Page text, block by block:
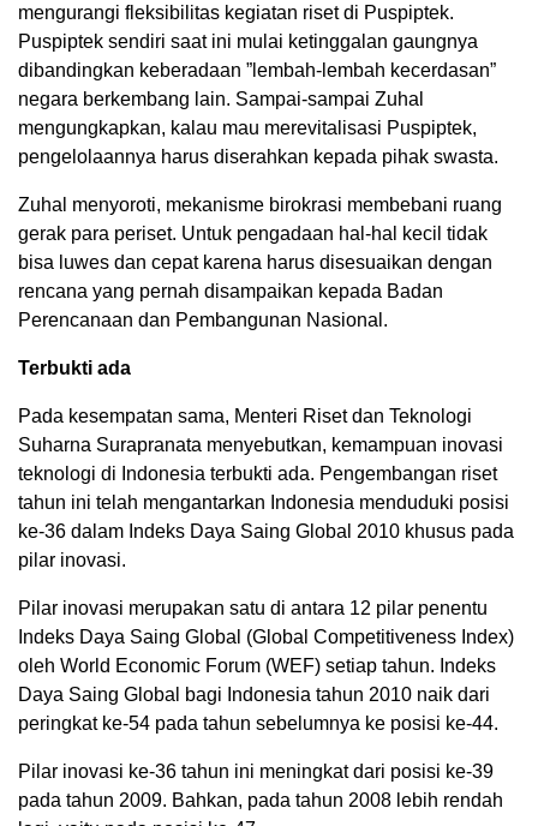
mengurangi fleksibilitas kegiatan riset di Puspiptek.
Puspiptek sendiri saat ini mulai ketinggalan gaungnya
dibandingkan keberadaan ”lembah-lembah kecerdasan”
negara berkembang lain. Sampai-sampai Zuhal
mengungkapkan, kalau mau merevitalisasi Puspiptek,
pengelolaannya harus diserahkan kepada pihak swasta.
Zuhal menyoroti, mekanisme birokrasi membebani ruang
gerak para periset. Untuk pengadaan hal-hal kecil tidak
bisa luwes dan cepat karena harus disesuaikan dengan
rencana yang pernah disampaikan kepada Badan
Perencanaan dan Pembangunan Nasional.
Terbukti ada
Pada kesempatan sama, Menteri Riset dan Teknologi
Suharna Surapranata menyebutkan, kemampuan inovasi
teknologi di Indonesia terbukti ada. Pengembangan riset
tahun ini telah mengantarkan Indonesia menduduki posisi
ke-36 dalam Indeks Daya Saing Global 2010 khusus pada
pilar inovasi.
Pilar inovasi merupakan satu di antara 12 pilar penentu
Indeks Daya Saing Global (Global Competitiveness Index)
oleh World Economic Forum (WEF) setiap tahun. Indeks
Daya Saing Global bagi Indonesia tahun 2010 naik dari
peringkat ke-54 pada tahun sebelumnya ke posisi ke-44.
Pilar inovasi ke-36 tahun ini meningkat dari posisi ke-39
pada tahun 2009. Bahkan, pada tahun 2008 lebih rendah